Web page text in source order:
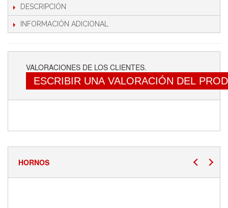
DESCRIPCIÓN
INFORMACIÓN ADICIONAL
VALORACIONES DE LOS CLIENTES.
ESCRIBIR UNA VALORACIÓN DEL
HORNOS